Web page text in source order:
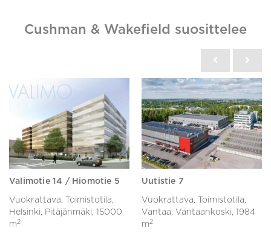
Cushman & Wakefield suosittelee
Valimotie 14 / Hiomotie 5
Vuokrattava, Toimistotila,
Helsinki, Pitäjänmäki, 15000
m 2
Uutistie 7
Vuokrattava, Toimistotila,
Vantaa, Vantaankoski, 1984
m 2